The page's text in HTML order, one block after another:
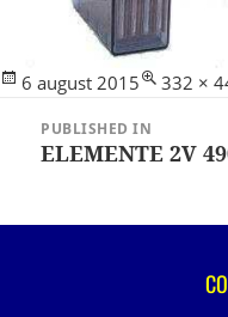
Posted
6 august 2015
Full
332 ×
articole
PUBLISHED IN
ELEMENTE 2V